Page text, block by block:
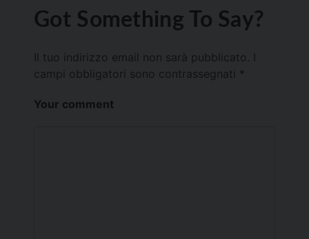
Got Something To Say?
Il tuo indirizzo email non sarà pubblicato.
campi obbligatori sono contrassegnati *
Your comment